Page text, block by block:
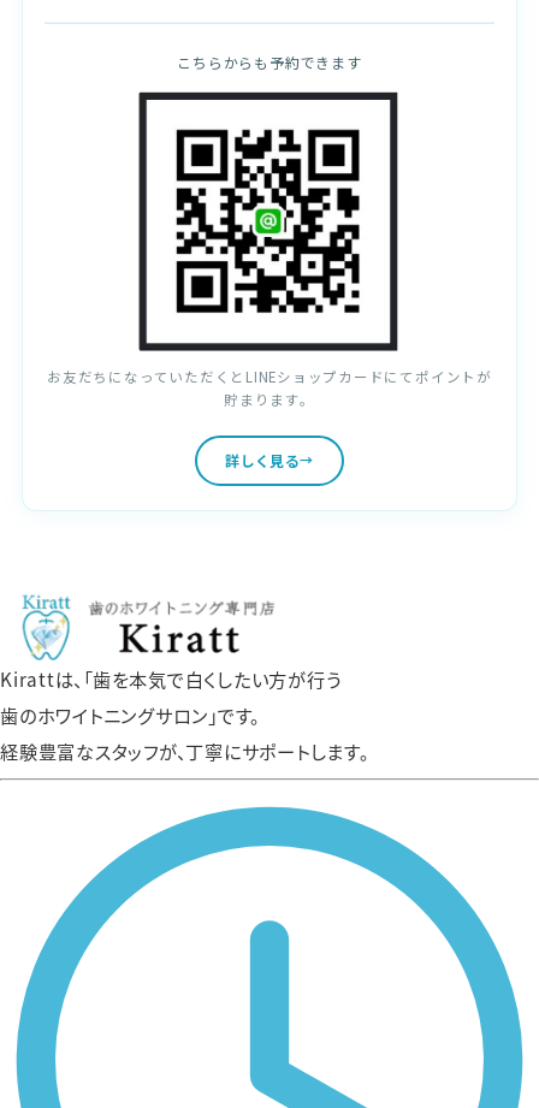
こちらからも予約できます
お友だちになっていただくとLINEショップカードにてポイントが
貯まります。
詳しく見る
Kirattは、「歯を本気で白くしたい方が行う
歯のホワイトニングサロン」です。
経験豊富なスタッフが、丁寧にサポートします。